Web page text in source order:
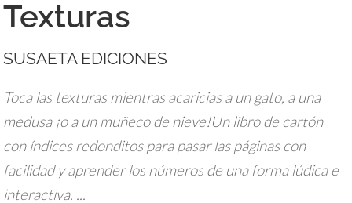
Texturas
SUSAETA EDICIONES
Toca las texturas mientras acaricias a un gato, a una
medusa ¡o a un muñeco de nieve!Un libro de cartón
con índices redonditos para pasar las páginas con
facilidad y aprender los números de una forma lúdica e
interactiva. ...